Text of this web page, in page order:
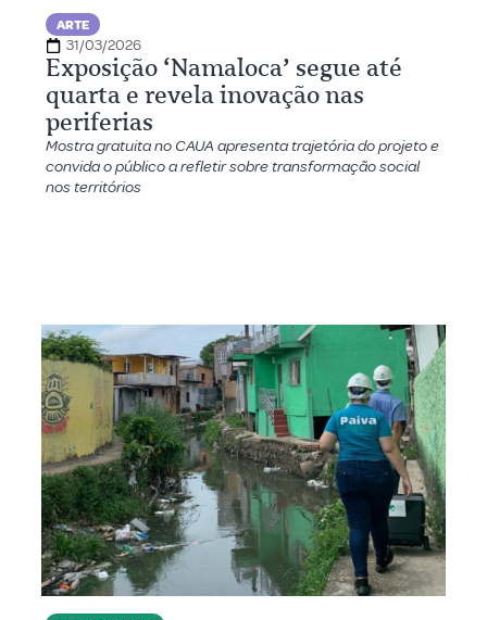
ARTE
31/03/2026
Exposição ‘Namaloca’ segue até
quarta e revela inovação nas
periferias
Mostra gratuita no CAUA apresenta trajetória do projeto e
convida o público a refletir sobre transformação social
nos territórios